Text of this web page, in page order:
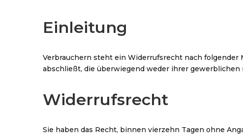
Einleitung
Verbrauchern steht ein Widerrufsrecht nach folgender
abschließt, die überwiegend weder ihrer
Widerrufsrecht
Sie haben das Recht, binnen vierzehn Tagen ohne